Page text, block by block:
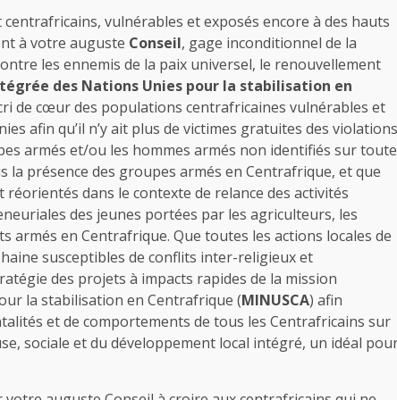
vulnérables et exposés encore à des hauts
à votre auguste Conseil, gage inconditionnel de la
les ennemis de la paix universel, le renouvellement
des Nations Unies pour la stabilisation en
de cœur des populations centrafricaines vulnérables et
afin qu’il n’y ait plus de victimes gratuites des violations
armés et/ou les hommes armés non identifiés sur toute
la présence des groupes armés en Centrafrique, et que
dans le contexte de relance des activités
des jeunes portées par les agriculteurs, les
armés en Centrafrique. Que toutes les actions locales de
susceptibles de conflits inter-religieux et
des projets à impacts rapides de la mission
la stabilisation en Centrafrique (MINUSCA) afin
et de comportements de tous les Centrafricains sur
sociale et du développement local intégré, un idéal